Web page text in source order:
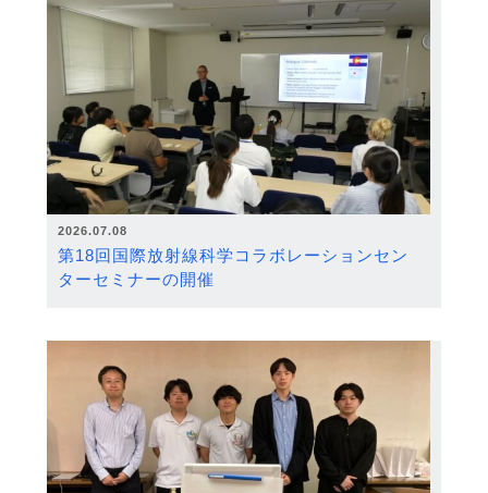
2026.07.08
第18回国際放射線科学コラボレーションセン
ターセミナーの開催